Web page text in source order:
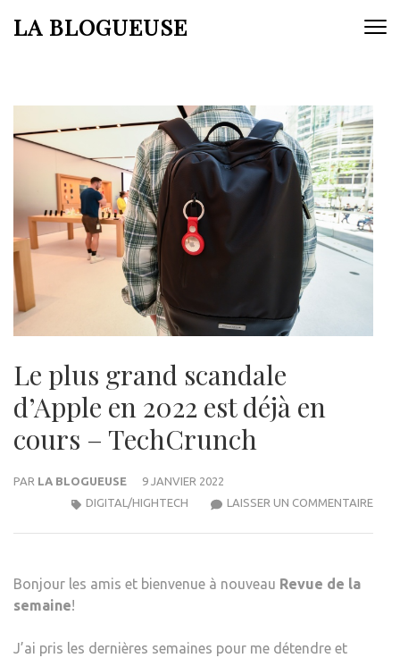
auLA BLOGUEUSE
Le plus grand scandale
d’Apple en 2022 est déjà en
cours – TechCrunch
PAR LA BLOGUEUSE
9 JANVIER 2022
LAISSER UN COMMENTAIRELE
DIGITAL/HIGHTECH
Bonjour les amis et bienvenue à nouveau Revue de la
semaine!
J’ai pris les dernières semaines pour me détendre et